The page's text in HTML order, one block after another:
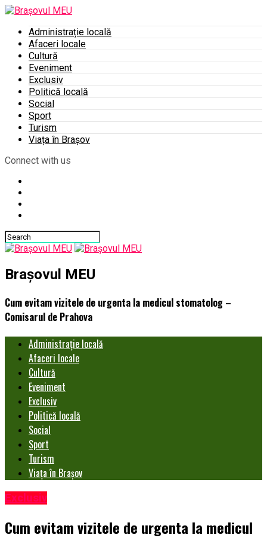
Administrație locală
Afaceri locale
Cultură
Eveniment
Exclusiv
Politică locală
Social
Sport
Turism
Viața în Brașov
Connect with us
Brașovul MEU
Cum evitam vizitele de urgenta la medicul stomatolog –
Comisarul de Prahova
Administrație locală
Afaceri locale
Cultură
Eveniment
Exclusiv
Politică locală
Social
Sport
Turism
Viața în Brașov
Exclusiv
Cum evitam vizitele de urgenta la medicul